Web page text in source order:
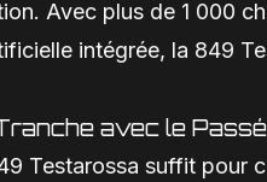
Avec plus de 1 000
intégrée, la 849
avec le Passé
Testarossa suffit pour